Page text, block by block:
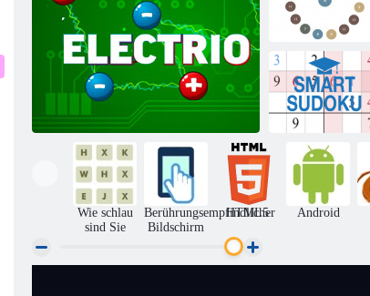
Mach mich zehn
Sudoku Einfach
Wie schlau
sind Sie
Berührungsempfindlicher
Bildschirm
HTML5 Android